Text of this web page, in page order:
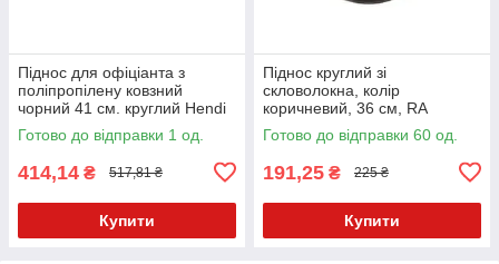
Піднос для офіціанта з
поліпропілену ковзний
чорний 41 см. круглий Hendi
Готово до відправки 1 од.
414,14 ₴ 517,81 ₴
Купити
Піднос круглий зі
скловолокна, колір
коричневий, 36 см, RA
Готово до відправки 60 од.
191,25 ₴ 225 ₴
Купити